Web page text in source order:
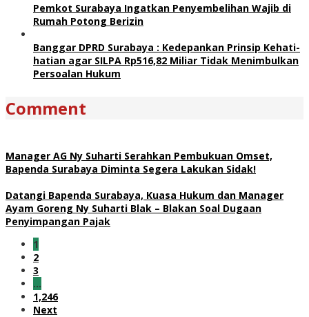
Pemkot Surabaya Ingatkan Penyembelihan Wajib di
Rumah Potong Berizin
Banggar DPRD Surabaya : Kedepankan Prinsip Kehati-
hatian agar SILPA Rp516,82 Miliar Tidak Menimbulkan
Persoalan Hukum
Comment
Manager AG Ny Suharti Serahkan Pembukuan Omset,
Bapenda Surabaya Diminta Segera Lakukan Sidak!
Datangi Bapenda Surabaya, Kuasa Hukum dan Manager
Ayam Goreng Ny Suharti Blak – Blakan Soal Dugaan
Penyimpangan Pajak
1
2
3
…
1,246
Next